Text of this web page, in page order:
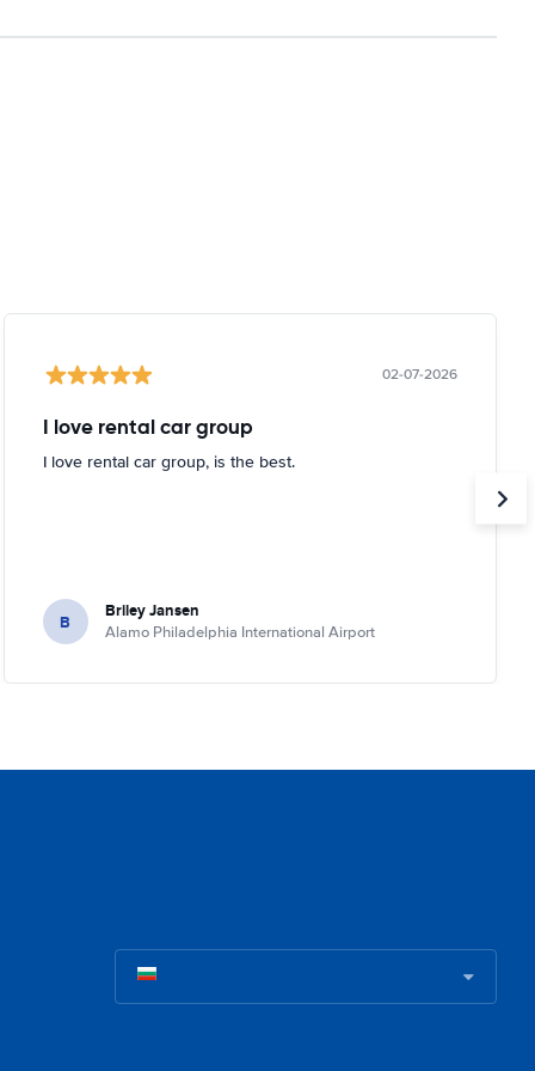
02-07-2026
I love rental car group
I love rental car group, is the best.
B Briley Jansen
Alamo Philadelphia International Airport